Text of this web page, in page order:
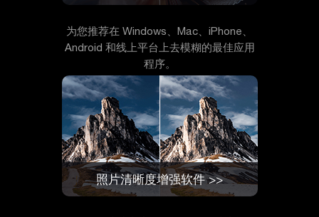
为您推荐在 Windows、Mac、iPhone、
Android 和线上平台上去模糊的最佳应用
程序。
照片清晰度增强软件 >>